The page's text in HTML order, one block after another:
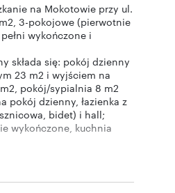
na Mokotowie przy ul.
3-pokojowe (pierwotnie
wykończone i
składa się: pokój dzienny
23 m2 i wyjściem na
pokój/sypialnia 8 m2
pokój dzienny, łazienka z
bidet) i hall;
wykończone, kuchnia
pokoje w pełni
telewizory).